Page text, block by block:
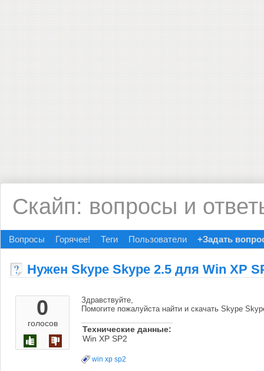
Скайп: вопросы и
Вопросы Горячее! Теги Пользователи +Задать
Нужен Skype Skype 2.5 для Win XP
0
голосов
Здравствуйте,
Помогите пожалуйста найти и скачать Skype
Технические данные:
Win XP SP2
win xp sp2